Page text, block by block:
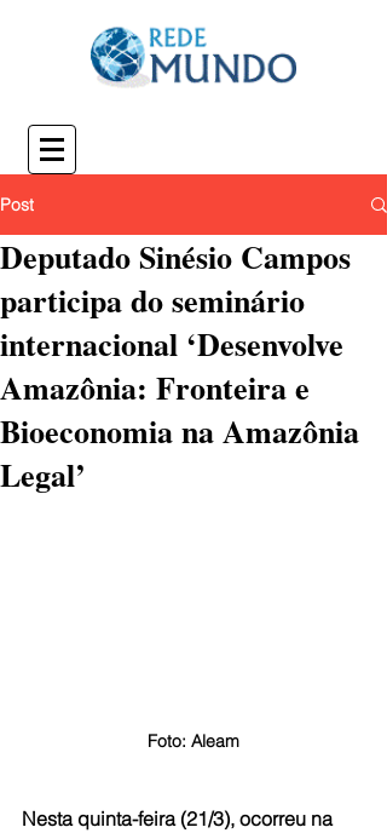
Post
Deputado Sinésio Campos
participa do seminário
internacional ‘Desenvolve
Amazônia: Fronteira e
Bioeconomia na Amazônia
Legal’
Foto: Aleam
Nesta quinta-feira (21/3), ocorreu na